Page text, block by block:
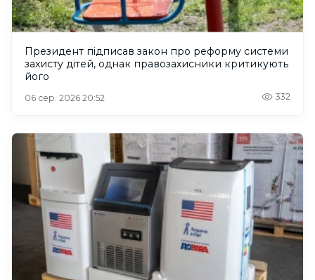
Президент підписав закон про реформу системи
захисту дітей, однак правозахисники критикують
його
06 сер. 2026 20:52 332